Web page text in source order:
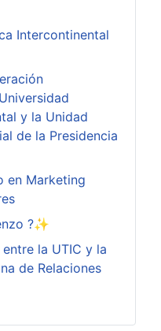
Intercontinental
y la Unidad
de la Presidencia
en Marketing
?✨
la UTIC y la
de Relaciones